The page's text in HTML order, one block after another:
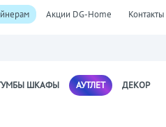
Акции DG-Home Контакты
ШКАФЫ АУТЛЕТ ДЕКОР